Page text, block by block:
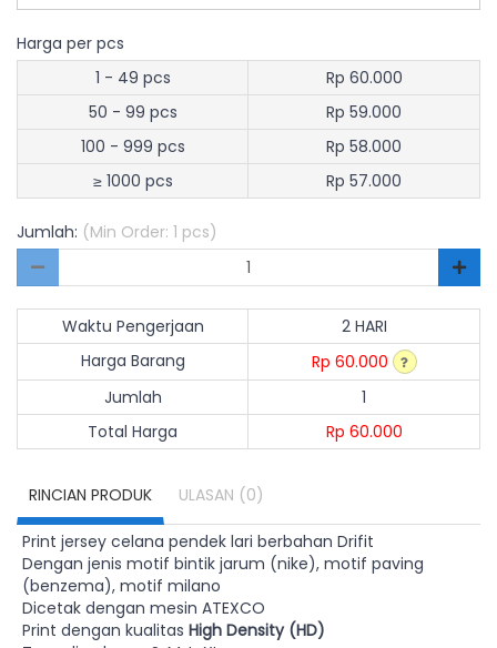
Harga per pcs
1 - 49 pcs
Rp 60.000
50 - 99 pcs
Rp 59.000
100 - 999 pcs
Rp 58.000
≥ 1000 pcs
Rp 57.000
Jumlah: (Min Order: 1 pcs)
Waktu Pengerjaan
2 HARI
Harga Barang
Rp 60.000
Jumlah
1
Total Harga
Rp 60.000
RINCIAN PRODUK ULASAN (0)
Print jersey celana pendek lari berbahan Drifit
Dengan jenis motif bintik jarum (nike), motif paving
(benzema), motif milano
Dicetak dengan mesin ATEXCO
Print dengan kualitas High Density (HD)